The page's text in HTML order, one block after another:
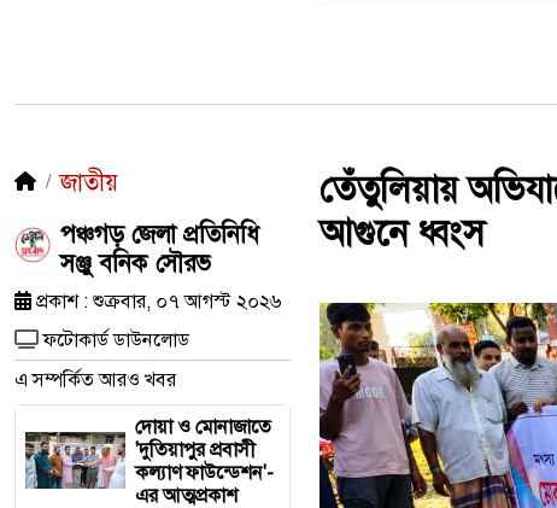
জাতীয়
পঞ্চগড় জেলা প্রতিনিধি
সঞ্জু বনিক সৌরভ
প্রকাশ : শুক্রবার, ০৭ আগস্ট ২০২৬
ফটোকার্ড ডাউনলোড
এ সম্পর্কিত আরও খবর
দোয়া ও মোনাজাতে
'দুতিয়াপুর প্রবাসী
কল্যাণ ফাউন্ডেশন'-
এর আত্মপ্রকাশ
তেঁতুলিয়ায়
আগুনে ধ্বংস